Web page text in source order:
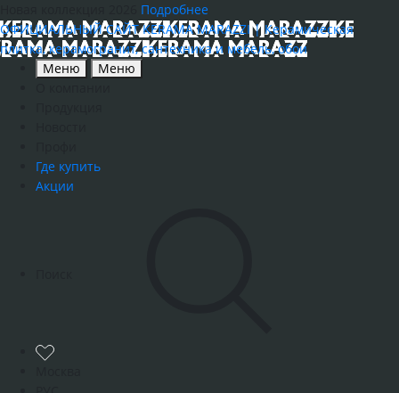
Подробнее
ОФИЦИАЛЬНЫЙ САЙТ KERAMA MARAZZI | Керамическая
плитка, керамогранит, сантехника и мебель, обои
Меню
Меню
Где купить
Акции